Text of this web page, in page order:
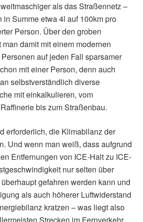
als das Straßennetz –
in Summe etwa 4l auf 100km pro
Person. Über den groben
damit mit einem modernen
auf jeden Fall sparsamer
mit einer Person, denn auch
selbstverständlich diverse
mit einkalkulieren, vom
bis zum Straßenbau.
erforderlich, die Klimabilanz der
Und wenn man weiß, dass aufgrund
Entfernungen von ICE-Halt zu ICE-
nur selten über
gefahren werden kann und
als auch höherer Luftwiderstand
kratzen – was liegt also